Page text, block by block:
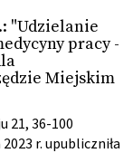
"Udzielanie
pracy -
Miejskim
21, 36-100
r. upubliczniła